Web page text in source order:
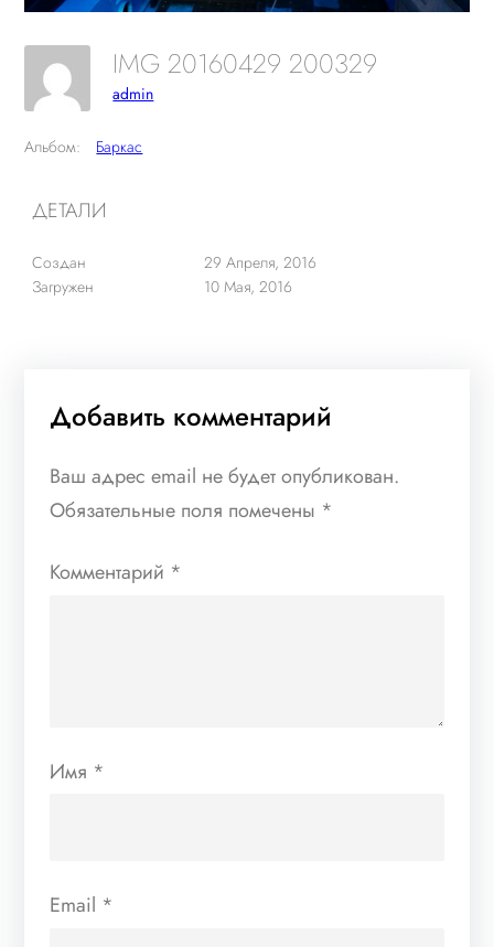
IMG 20160429 200329
admin
Альбом: Баркас
ДЕТАЛИ
Создан
29 Апреля, 2016
Загружен
10 Мая, 2016
Добавить комментарий
Ваш адрес email не будет опубликован.
Обязательные поля помечены *
Комментарий *
Имя *
Email *